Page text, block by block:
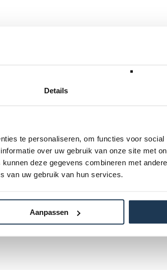
Details
te personaliseren, om functies voor
over uw gebruik van onze site met
deze gegevens combineren met
van uw gebruik van hun services.
Aanpassen